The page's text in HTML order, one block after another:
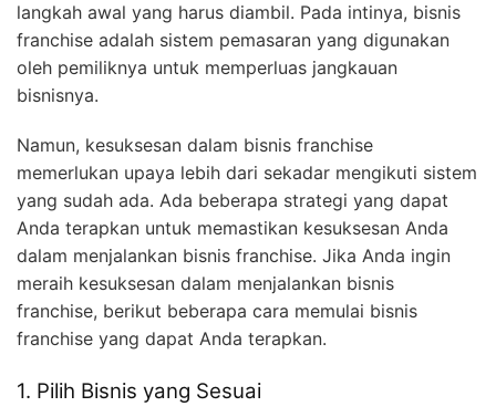
langkah awal yang harus diambil. Pada intinya, bisnis
franchise adalah sistem pemasaran yang digunakan
oleh pemiliknya untuk memperluas jangkauan
bisnisnya.
Namun, kesuksesan dalam bisnis franchise
memerlukan upaya lebih dari sekadar mengikuti sistem
yang sudah ada. Ada beberapa strategi yang dapat
Anda terapkan untuk memastikan kesuksesan Anda
dalam menjalankan bisnis franchise. Jika Anda ingin
meraih kesuksesan dalam menjalankan bisnis
franchise, berikut beberapa cara memulai bisnis
franchise yang dapat Anda terapkan.
1. Pilih Bisnis yang Sesuai